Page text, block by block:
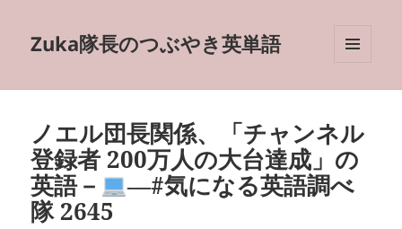
Zuka隊長のつぶやき英単語
ーとウ
ノエル団長関係、「チャンネル
登録者 200万人の大台達成」の
英語－
―#気になる英語調べ
隊 2645